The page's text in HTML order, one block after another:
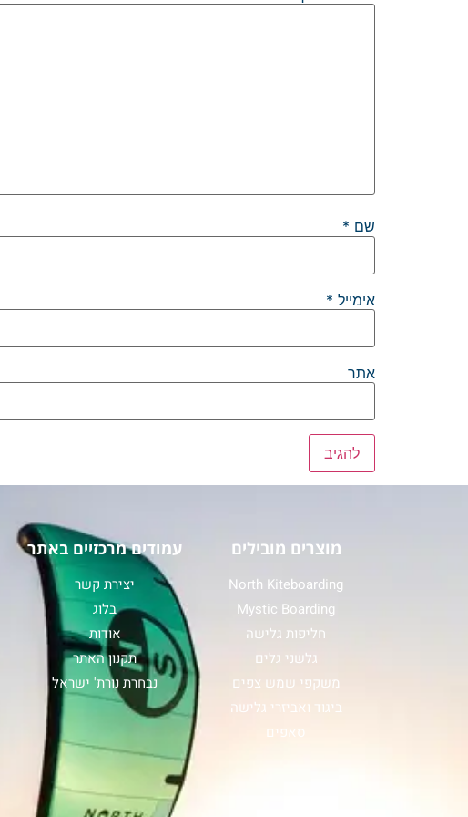
שם *
אימייל *
אתר
מוצרים מובילים
North Kiteboarding
Mystic Boarding
חליפות גלישה
גלשני גלים
משקפי שמש צפים
ביגוד ואביזרי גלישה
סאפים
עמודים מרכזיים באתר
יצירת קשר
בלוג
אודות
תקנון האתר
נבחרת נורת' ישראל